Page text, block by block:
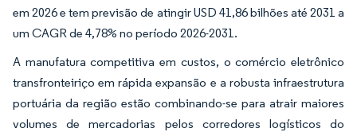
em 2026 e tem previsão de atingir USD 41,86 bilhões até 2031 a
um CAGR de 4,78% no período 2026-2031.
A manufatura competitiva em custos, o comércio eletrônico
transfronteiriço em rápida expansão e a robusta infraestrutura
portuária da região estão combinando-se para atrair maiores
volumes de mercadorias pelos corredores logísticos do